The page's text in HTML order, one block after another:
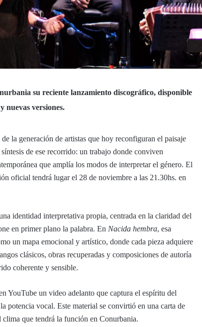
su reciente lanzamiento discográfico, disponible
nuevas versiones.
la generación de artistas que hoy reconfiguran el paisaje
síntesis de ese recorrido: un trabajo donde conviven
que amplía los modos de interpretar el género. El
oficial tendrá lugar el 28 de noviembre a las 21.30hs. en
identidad interpretativa propia, centrada en la claridad del
en primer plano la palabra. En Nacida hembra, esa
un mapa emocional y artístico, donde cada pieza adquiere
clásicos, obras recuperadas y composiciones de autoría
coherente y sensible.
YouTube un video adelanto que captura el espíritu del
potencia vocal. Este material se convirtió en una carta de
que tendrá la función en Conurbania.